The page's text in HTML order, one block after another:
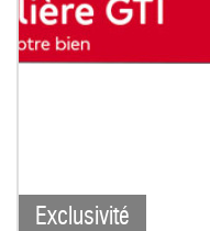
Exclusivité